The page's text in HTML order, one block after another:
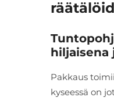
hiljaisena
Pakkaus
kyseessä on